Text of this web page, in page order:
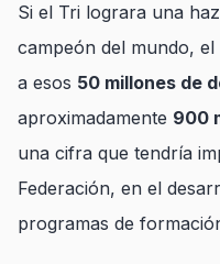
Si el Tri lograra una
campeón del mundo,
a esos 50 millones de
aproximadamente 900
una cifra que tendría
Federación, en el
programas de